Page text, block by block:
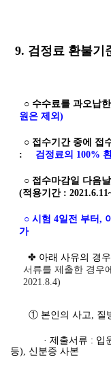
9. 검정료 환불기
○ 수수료를 과오납
원은 제외)
○ 접수기간 중에 접
:
검정료의 100%
○ 접수마감일 다음
(적용기간 :
○ 시험 4일전 부터,
가
✤ 아래 사유의 경우
서류를 제출한 경우
2021.8.4)
① 본인의 사고, 질
· 제출서류 : 입원
등), 신분증 사본